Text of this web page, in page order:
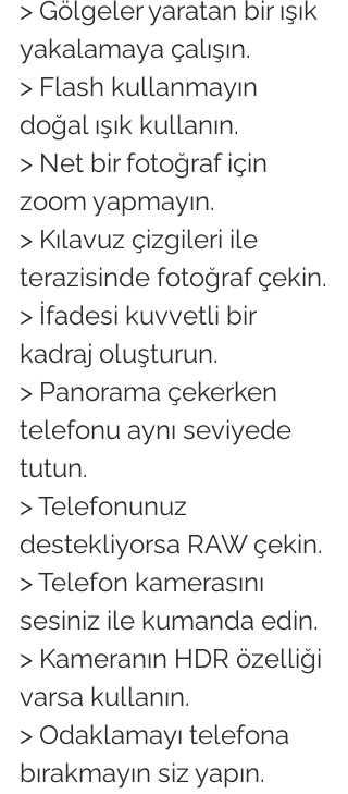
> Gölgeler yaratan bir ışık
yakalamaya çalışın.
> Flash kullanmayın
doğal ışık kullanın.
> Net bir fotoğraf için
zoom yapmayın.
> Kılavuz çizgileri ile
terazisinde fotoğraf çekin.
> İfadesi kuvvetli bir
kadraj oluşturun.
> Panorama çekerken
telefonu aynı seviyede
tutun.
> Telefonunuz
destekliyorsa RAW çekin.
> Telefon kamerasını
sesiniz ile kumanda edin.
> Kameranın HDR özelliği
varsa kullanın.
> Odaklamayı telefona
bırakmayın siz yapın.